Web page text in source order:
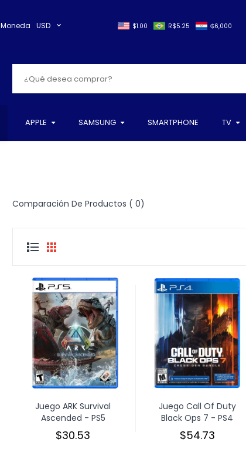
Moneda USD $1.00 ₲6,000
R$5.25
APPLE SAMSUNG SMARTPHONE TV
Comparación De Productos ( 0)
Juego ARK Survival
Ascended - PS5
$30.53
Juego Call Of Duty
Black Ops 7 - PS4
$54.73